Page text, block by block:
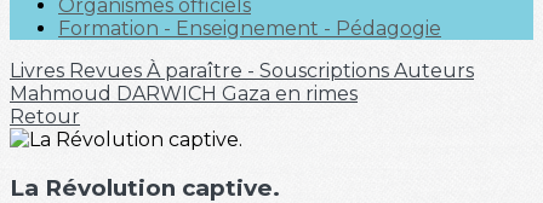
Organismes officiels
Formation - Enseignement - Pédagogie
Livres Revues À paraître - Souscriptions Auteurs
Mahmoud DARWICH Gaza en rimes
Retour
La Révolution captive.